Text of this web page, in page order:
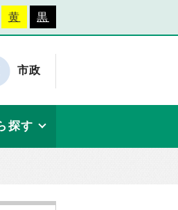
黄 黒
市政
探す